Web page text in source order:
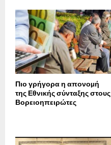
Πιο γρήγορα η απονοµή
της Εθνικής σύνταξης στους
Βορειοηπειρώτες